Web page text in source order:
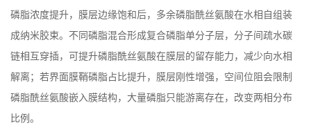
磷脂浓度提升，膜层边缘饱和后，多余磷脂酰丝氨酸在水相自组装
成纳米胶束。不同磷脂混合形成复合磷脂单分子层，分子间疏水碳
链相互穿插，可提升磷脂酰丝氨酸在膜层的留存能力，减少向水相
解离；若界面膜鞘磷脂占比提升，膜层刚性增强，空间位阻会限制
磷脂酰丝氨酸嵌入膜结构，大量磷脂只能游离存在，改变两相分布
比例。